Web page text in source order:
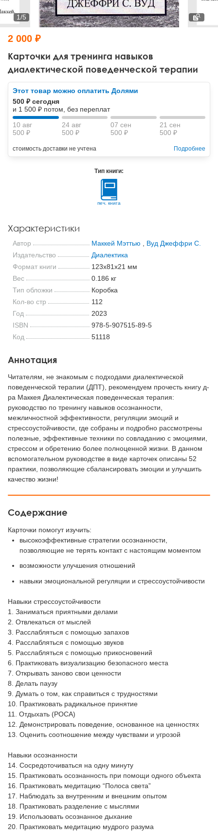
Тревожные расстройства, панические атаки
Психодрама
Другие направления психотерапии
Классический, эриксоновский гипноз и НЛП
НЛП
Психология труда и эргономика
Социальная психология
Социальная и организационная психология
Классический и юнгианский психоанализ
Карточки для тренинга навыков
диалектической поведенческой терапии
1/5
2 000 ₽
Этот товар можно оплатить Долями
500 ₽ сегодня
и 1 500 ₽ потом, без переплат
10 авг
500 ₽
24 авг
500 ₽
07 сен
500 ₽
21 сен
500 ₽
стоимость доставки не учтена Подробнее
Тип книги:
печ. книга
Характеристики
Автор Маккей Мэттью
Вуд Джеффри С.
Издательство
Диалектика
Формат книги
123x81x21 мм
Вес
0.186 кг
Тип обложки
Коробка
Кол-во стр
112
Год
2023
ISBN
978-5-907515-89-5
Код
51118
Аннотация
Читателям, не знакомым с подходами диалектической
поведенческой терапии (ДПТ), рекомендуем прочесть книгу д-
ра Маккея Диалектическая поведенческая терапия:
руководство по тренингу навыков осознанности,
межличностной эффективности, регуляции эмоций и
стрессоустойчивости, где собраны и подробно рассмотрены
полезные, эффективные техники по совладанию с эмоциями,
стрессом и обретению более полноценной жизни. В данном
вспомогательном руководстве в виде карточек описаны 52
практики, позволяющие сбалансировать эмоции и улучшить
качество жизни!
Содержание
Карточки помогут изучить:
высокоэффективные стратегии осознанности,
позволяющие не терять контакт с настоящим моментом
возможности улучшения отношений
навыки эмоциональной регуляции и стрессоустойчивости
Навыки стрессоустойчивости
1. Заниматься приятными делами
2. Отвлекаться от мыслей
3. Расслабляться с помощью запахов
4. Расслабляться с помощью звуков
5. Расслабляться с помощью прикосновений
6. Практиковать визуализацию безопасного места
7. Открывать заново свои ценности
8. Делать паузу
9. Думать о том, как справиться с трудностями
10. Практиковать радикальное принятие
11. Отдыхать (РОСА)
12. Демонстрировать поведение, основанное на ценностях
13. Оценить соотношение между чувствами и угрозой
Навыки осознанности
14. Сосредоточиваться на одну минуту
15. Практиковать осознанность при помощи одного объекта
16. Практиковать медитацию “Полоса света”
17. Наблюдать за внутренним и внешним опытом
18. Практиковать разделение с мыслями
19. Использовать осознанное дыхание
20. Практиковать медитацию мудрого разума